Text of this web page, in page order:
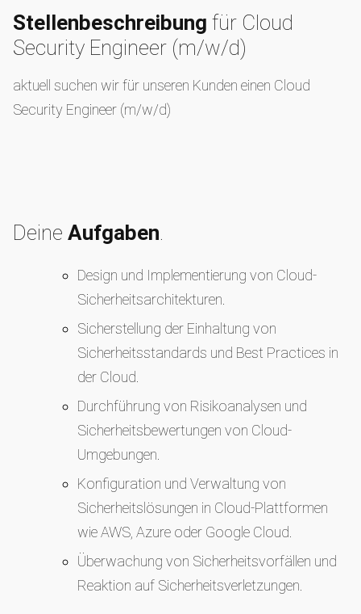
Stellenbeschreibung für Cloud
Security Engineer (m/w/d)
aktuell suchen wir für unseren Kunden einen Cloud
Security Engineer (m/w/d)
Deine Aufgaben.
Design und Implementierung von Cloud-
Sicherheitsarchitekturen.
Sicherstellung der Einhaltung von
Sicherheitsstandards und Best Practices in
der Cloud.
Durchführung von Risikoanalysen und
Sicherheitsbewertungen von Cloud-
Umgebungen.
Konfiguration und Verwaltung von
Sicherheitslösungen in Cloud-Plattformen
wie AWS, Azure oder Google Cloud.
Überwachung von Sicherheitsvorfällen und
Reaktion auf Sicherheitsverletzungen.